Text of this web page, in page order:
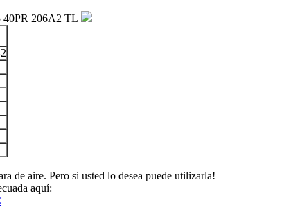
de aire. Pero si usted lo desea puede utilizarla!
aquí: